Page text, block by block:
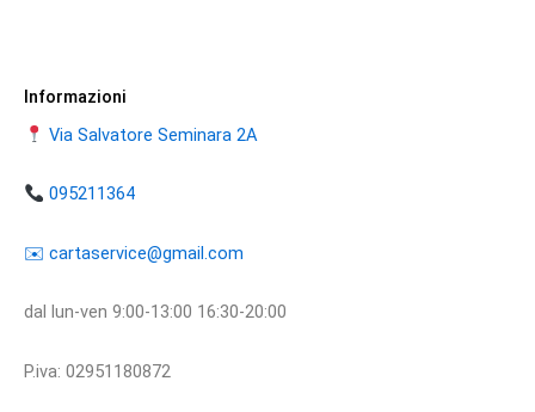
Informazioni
Via Salvatore Seminara 2A
095211364
​​✉️ ​cartaservice@gmail.com
dal lun-ven 9:00-13:00 16:30-20:00
P.iva: 02951180872